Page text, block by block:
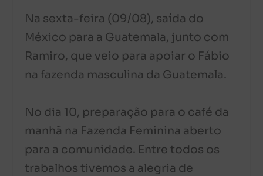
Na sexta-feira (09/08), saída do
México para a Guatemala, junto com
Ramiro, que veio para apoiar o Fábio
na fazenda masculina da Guatemala.
No dia 10, preparação para o café da
manhã na Fazenda Feminina aberto
para a comunidade. Entre todos os
trabalhos tivemos a alegria de